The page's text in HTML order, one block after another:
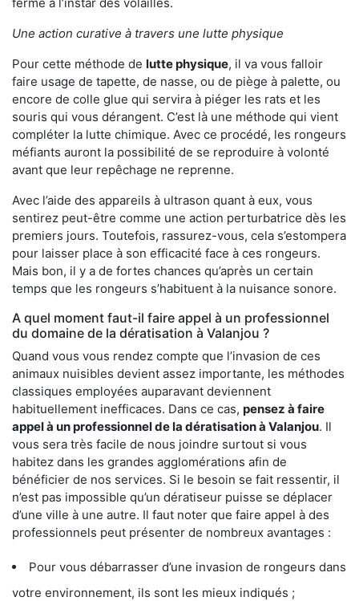
Une action curative à travers une lutte physique
Pour cette méthode de lutte physique, il va vous falloir
faire usage de tapette, de nasse, ou de piège à palette, ou
encore de colle glue qui servira à piéger les rats et les
souris qui vous dérangent. C’est là une méthode qui vient
compléter la lutte chimique. Avec ce procédé, les rongeurs
méfiants auront la possibilité de se reproduire à volonté
avant que leur repêchage ne reprenne.
Avec l’aide des appareils à ultrason quant à eux, vous
sentirez peut-être comme une action perturbatrice dès les
premiers jours. Toutefois, rassurez-vous, cela s’estompera
pour laisser place à son efficacité face à ces rongeurs.
Mais bon, il y a de fortes chances qu’après un certain
temps que les rongeurs s’habituent à la nuisance sonore.
A quel moment faut-il faire appel à un professionnel
du domaine de la dératisation à Valanjou ?
Quand vous vous rendez compte que l’invasion de ces
animaux nuisibles devient assez importante, les méthodes
classiques employées auparavant deviennent
habituellement inefficaces. Dans ce cas, pensez à faire
appel à un professionnel de la dératisation à Valanjou. Il
vous sera très facile de nous joindre surtout si vous
habitez dans les grandes agglomérations afin de
bénéficier de nos services. Si le besoin se fait ressentir, il
n’est pas impossible qu’un dératiseur puisse se déplacer
d’une ville à une autre. Il faut noter que faire appel à des
professionnels peut présenter de nombreux avantages :
Pour vous débarrasser d’une invasion de rongeurs dans
votre environnement, ils sont les mieux indiqués ;